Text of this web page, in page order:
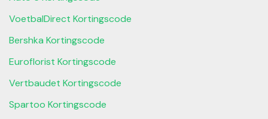
VoetbalDirect Kortingscode
Bershka Kortingscode
Euroflorist Kortingscode
Vertbaudet Kortingscode
Spartoo Kortingscode